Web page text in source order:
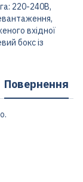
220-240В,
вхідної
бокс із
Повернення